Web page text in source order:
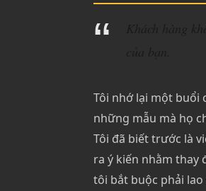
Tôi nhớ lại một buổi
những mẫu mà họ
Tôi đã biết trước là
ra ý kiến nhằm thay
tôi bắt buộc phải lao